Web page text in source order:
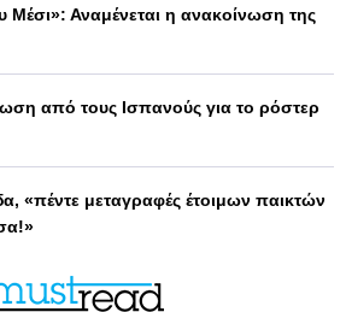
Μέσι»: Αναμένεται η ανακοίνωση της
από τους Ισπανούς για το ρόστερ
«πέντε μεταγραφές έτοιμων παικτών